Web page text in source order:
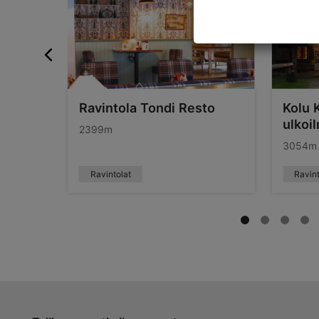
Ravintola Tondi Resto
2399m
Ravintolat
Kolu
3054m